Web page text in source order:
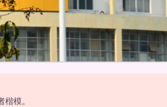
模。